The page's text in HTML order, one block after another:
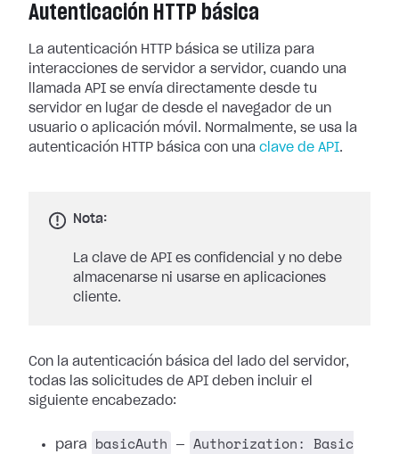
Autenticación HTTP básica
La autenticación HTTP básica se utiliza para
interacciones de servidor a servidor, cuando una
llamada API se envía directamente desde tu
servidor en lugar de desde el navegador de un
usuario o aplicación móvil. Normalmente, se usa la
autenticación HTTP básica con una clave de API.
Nota:
La clave de API es confidencial y no debe
almacenarse ni usarse en aplicaciones
cliente.
Con la autenticación básica del lado del servidor,
todas las solicitudes de API deben incluir el
siguiente encabezado:
para basicAuth —
Authorization: Basic